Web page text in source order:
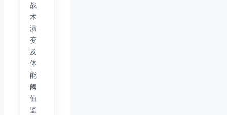
战
术
演
变
及
体
能
阈
值
监